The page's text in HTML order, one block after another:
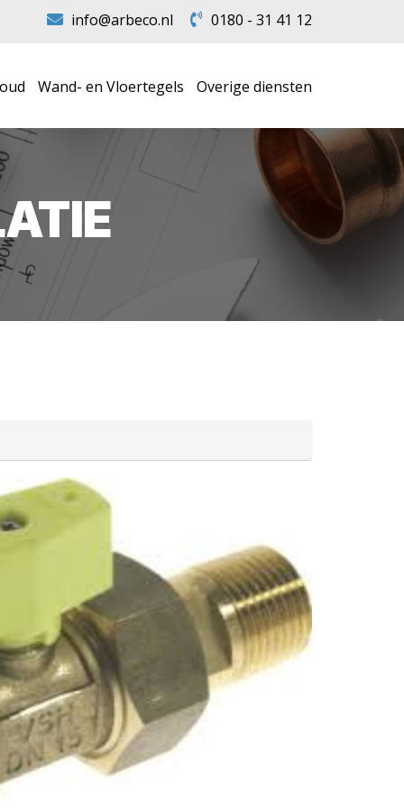
info@arbeco.nl 0180 - 31 41 12
Wand- en Vloertegels Overige diensten